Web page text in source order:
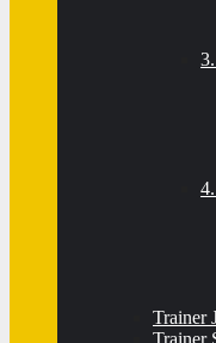
Trainer
Trainer